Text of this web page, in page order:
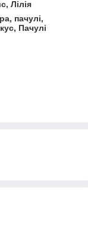
Лілія
пачулі,
Пачулі